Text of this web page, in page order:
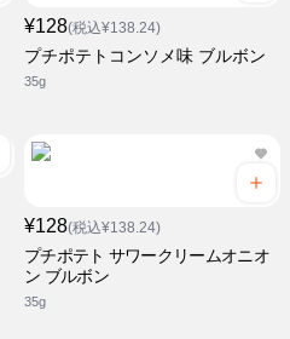
¥128(税込¥138.24)
プチポテトコンソメ味 ブルボン
35g
¥128(税込¥138.24)
プチポテト サワークリームオニオ
ン ブルボン
35g